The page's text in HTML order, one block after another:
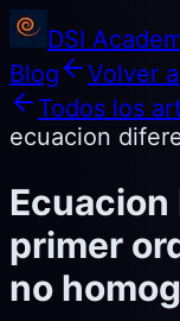
DSI
Blog
Volver
Todos los
ecuacion
primer
no